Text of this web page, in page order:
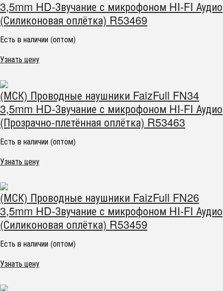
3,5mm HD-Звучание с микрофоном HI-FI Аудио
(Силиконовая оплётка) R53469
Есть в наличии (оптом)
Узнать цену
(МСК) Проводные наушники FaizFull FN34
3,5mm HD-Звучание с микрофоном HI-FI Аудио
(Прозрачно-плетённая оплётка) R53463
Есть в наличии (оптом)
Узнать цену
(МСК) Проводные наушники FaizFull FN26
3,5mm HD-Звучание с микрофоном HI-FI Аудио
(Силиконовая оплётка) R53459
Есть в наличии (оптом)
Узнать цену